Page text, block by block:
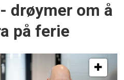
drøymer om å
på ferie